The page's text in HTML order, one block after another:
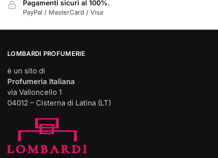
Pagamenti sicuri al 100%.
PayPal / MasterCard / Visa
LOMBARDI PROFUMERIE
è un sito di
Profumeria Italiana
via Valloncello 1
04012 – Cisterna di Latina (LT)